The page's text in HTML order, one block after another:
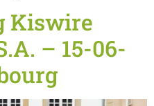
Kiswire
– 15-06-